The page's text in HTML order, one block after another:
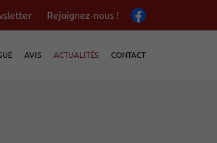
Rejoignez-nous !
AVIS ACTUALITÉS CONTACT